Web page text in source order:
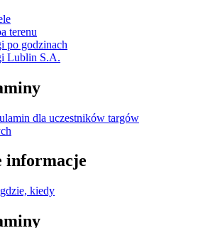
terenu
po godzinach
Lublin S.A.
dla uczestników targów
informacje
kiedy